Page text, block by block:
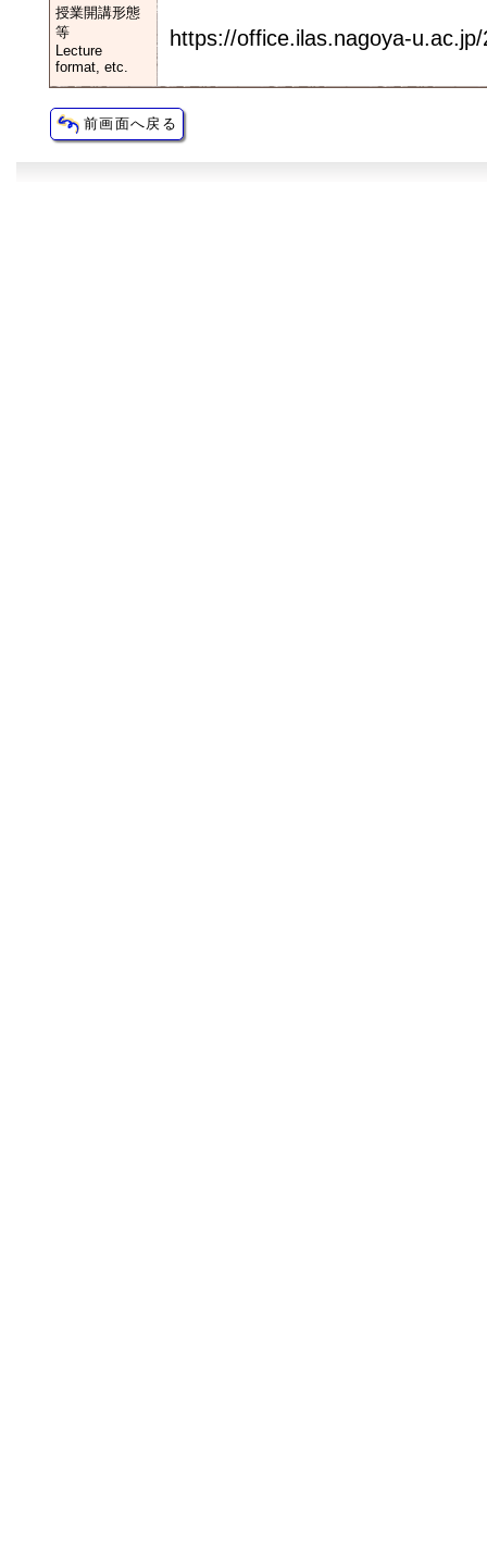
授業開講形態
等
Lecture
format, etc.
https://office.ilas.nagoya-